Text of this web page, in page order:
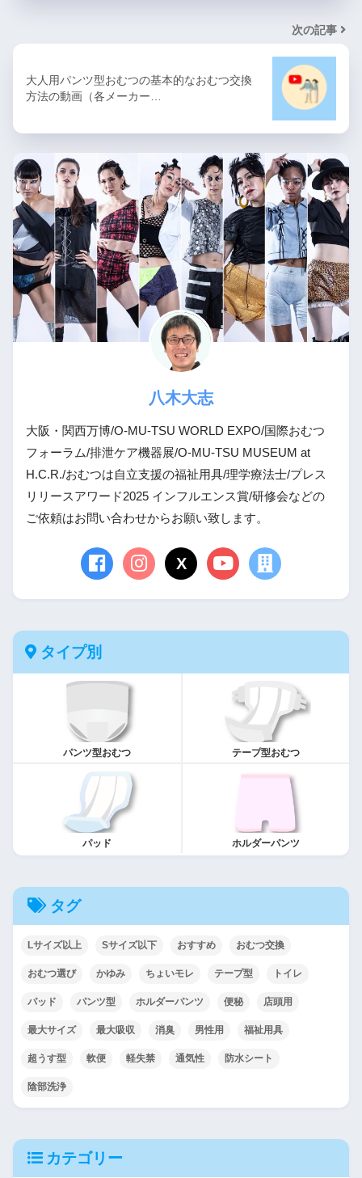
次の記事
大人用パンツ型おむつの基本的なおむつ交換
方法の動画（各メーカー…
八木大志
大阪・関西万博/O-MU-TSU WORLD EXPO/国際おむつ
フォーラム/排泄ケア機器展/O-MU-TSU MUSEUM at
H.C.R./おむつは自立支援の福祉用具/理学療法士/プレス
リリースアワード2025 インフルエンス賞/研修会などの
ご依頼はお問い合わせからお願い致します。
X
タイプ別
パンツ型おむつ テープ型おむつ
パッド ホルダーパンツ
タグ
Lサイズ以上 Sサイズ以下 おすすめ おむつ交換
おむつ選び かゆみ ちょいモレ テープ型 トイレ
パッド パンツ型 ホルダーパンツ 便秘 店頭用
最大サイズ 最大吸収 消臭 男性用 福祉用具
超うす型 軟便 軽失禁 通気性 防水シート
陰部洗浄
カテゴリー